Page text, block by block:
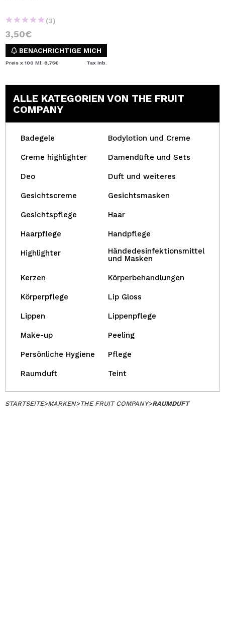
(3)
3,50€
BENACHRICHTIGE MICH
Preis x 100 Ml: 8,75€ Tax Inb.
ALLE KATEGORIEN VON THE FRUIT
COMPANY
Badegele Bodylotion und Creme
Creme highlighter Damendüfte und Sets
Deo Duft und weiteres
Gesichtscreme Gesichtsmasken
Gesichtspflege Haar
Haarpflege Handpflege
Highlighter
Händedesinfektionsmittel
und Masken
Kerzen Körperbehandlungen
Körperpflege Lip Gloss
Lippen Lippenpflege
Make-up Peeling
Persönliche Hygiene Pflege
Raumduft Teint
STARTSEITE>MARKEN>THE FRUIT COMPANY>RAUMDUFT